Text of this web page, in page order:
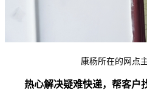
康杨所在的网点
热心解决疑难快递，帮客户